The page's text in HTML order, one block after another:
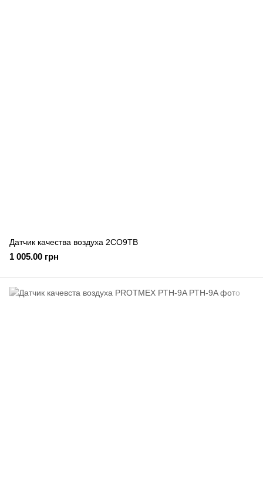
Датчик качества воздуха 2CO9TB
1 005.00 грн